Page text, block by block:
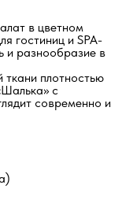
в цветном
гостиниц и SPA-
и разнообразие в
ткани плотностью
с
современно и